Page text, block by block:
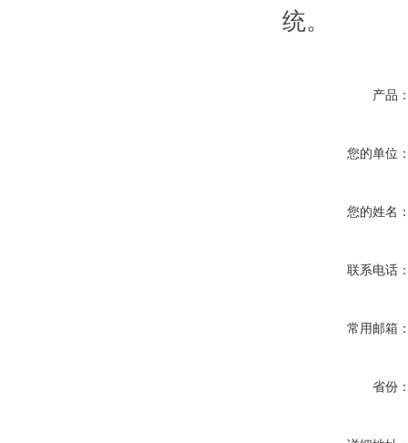
统。
产品
您的单位
您的姓名
联系电话
常用邮箱
省份